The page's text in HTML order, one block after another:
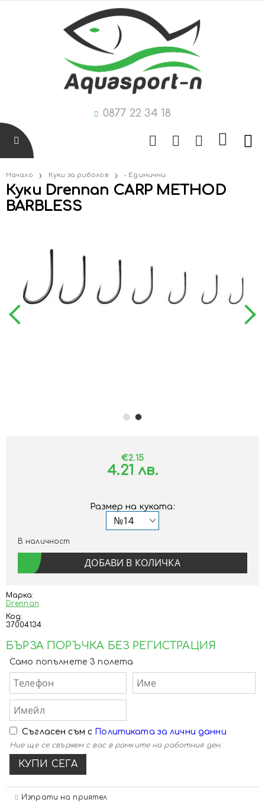
0877 22 34 18
Начало Куки за риболов - Единични
Куки Drennan CARP METHOD
BARBLESS
Марка:
Drennan
Код:
37004134
БЪРЗА ПОРЪЧКА БЕЗ РЕГИСТРАЦИЯ
Само попълнете 3 полета
Съгласен съм с Политиката за лични данни
Ние ще се свържем с вас в рамките на работния ден.
Изпрати на приятел
€2.15
4.21 лв.
Размер на куката:
В наличност